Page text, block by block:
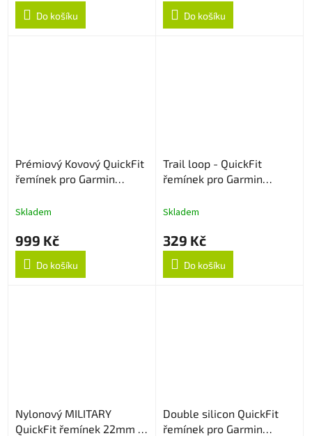
Do košíku Do košíku
Prémiový Kovový QuickFit
řemínek pro Garmin
Skladem
999 Kč
Do košíku
Trail loop - QuickFit
řemínek pro Garmin
Skladem
329 Kč
Do košíku
Nylonový MILITARY
QuickFit řemínek 22mm -
Double silicon QuickFit
řemínek pro Garmin